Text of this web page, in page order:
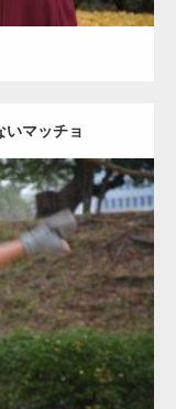
いマッチョ
細マッチョ) 背中